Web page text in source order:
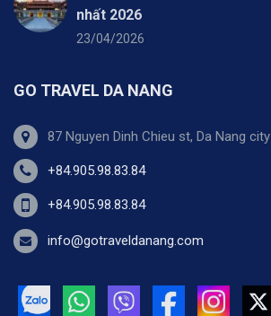
nhất 2026
23/04/2026
GO TRAVEL DA NANG
87 Nguyen Dinh Chieu st, Da Nang city
+84.905.98.83.84
+84.905.98.83.84
info@gotraveldanang.com